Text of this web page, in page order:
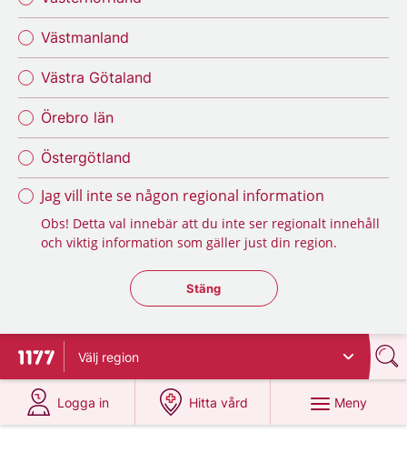
Västmanland
Västra Götaland
Örebro län
Östergötland
Jag vill inte se någon regional information
Obs! Detta val innebär att du inte ser regionalt innehåll
och viktig information som gäller just din region.
Stäng regionsväljaren
Stäng
Till startsidan för 1177
Välj region
Logga in
på 1177.se
Hitta vård
på 1177.se
Meny